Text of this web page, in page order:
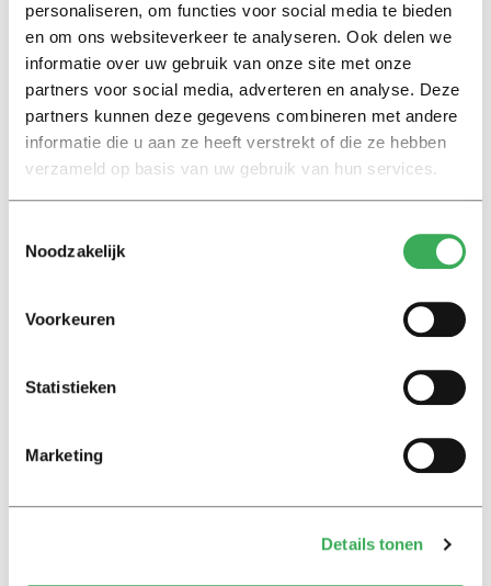
personaliseren, om functies voor social media te bieden
en om ons websiteverkeer te analyseren. Ook delen we
informatie over uw gebruik van onze site met onze
partners voor social media, adverteren en analyse. Deze
partners kunnen deze gegevens combineren met andere
informatie die u aan ze heeft verstrekt of die ze hebben
verzameld op basis van uw gebruik van hun services.
Noodzakelijk
Voorkeuren
Statistieken
Marketing
Details tonen
Nieuws
Nieuwe katholieke koers
Tilburg University? Geen
sprake van, volgens rector Van
de Donk
23 juni 2021
National Committee 4 and 5
May wants talks after criticism
‘Sintivereniging’ op Wim van